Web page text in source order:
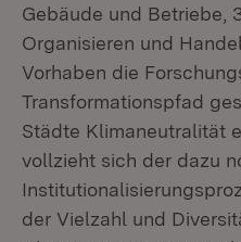
Gebäude und Betriebe,
Organisieren und
Vorhaben die
Transformationspfad
Städte Klimaneutralität
vollzieht sich der dazu
der Vielzahl und